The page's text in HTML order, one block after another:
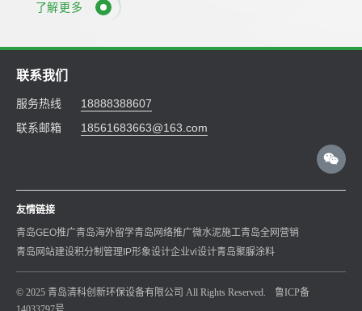
了解更多
联系我们
服务热线
18888388607
联系邮箱
18561683663@163.com
友情链接
青岛GEO推广青岛海外留学青岛网络推广微水泥施工青岛全网营销
青岛网站建设积分制管理 IP形象设计企业vi设计青岛聚脲涂料
© 2025 青岛清科创新环保设备有限公司 All Rights Reserved.
鲁ICP备